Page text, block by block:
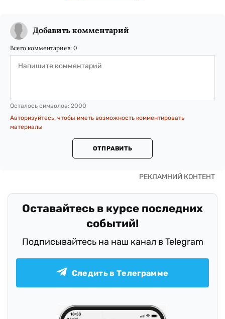
Добавить комментарий
Всего комментариев: 0
Осталось символов: 2000
Авторизуйтесь, чтобы иметь возможность комментировать
материалы
ОТПРАВИТЬ
Оставайтесь в курсе последних
событий!
Подписывайтесь на наш канал в Telegram
Следить в Телеграмме